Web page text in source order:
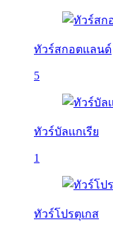
ทัวร์สกอตแลนด์
5
ทัวร์บัลเเกเรีย
1
ทัวร์โปรตุเกส